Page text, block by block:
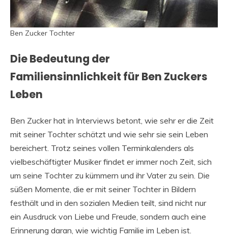
Ben Zucker Tochter
Die Bedeutung der
Familiensinnlichkeit für Ben Zuckers
Leben
Ben Zucker hat in Interviews betont, wie sehr er die Zeit
mit seiner Tochter schätzt und wie sehr sie sein Leben
bereichert. Trotz seines vollen Terminkalenders als
vielbeschäftigter Musiker findet er immer noch Zeit, sich
um seine Tochter zu kümmern und ihr Vater zu sein. Die
süßen Momente, die er mit seiner Tochter in Bildern
festhält und in den sozialen Medien teilt, sind nicht nur
ein Ausdruck von Liebe und Freude, sondern auch eine
Erinnerung daran, wie wichtig Familie im Leben ist.